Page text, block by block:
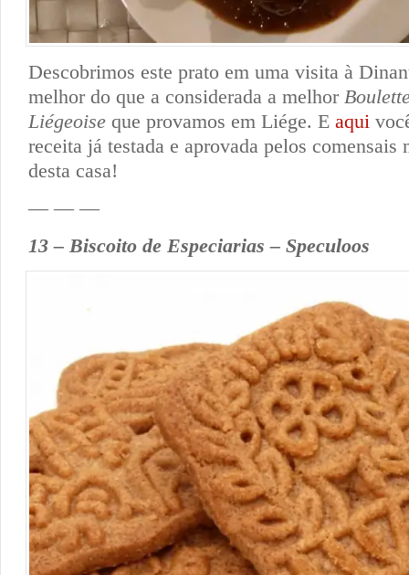
Descobrimos este prato em uma visita à
melhor do que a considerada a melhor
Liégeoise que provamos em Liége. E aqui
receita já testada e aprovada pelos comensais
desta casa!
— — —
13 – Biscoito de Especiarias – Speculoos